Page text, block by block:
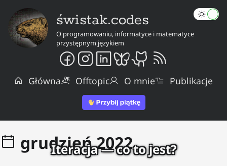
świstak.codes
O programowaniu, informatyce i matematyce
przystępnym językiem
Główna Offtopic O mnie Publikacje
grudzień 2022
Iteracja — co to jest?